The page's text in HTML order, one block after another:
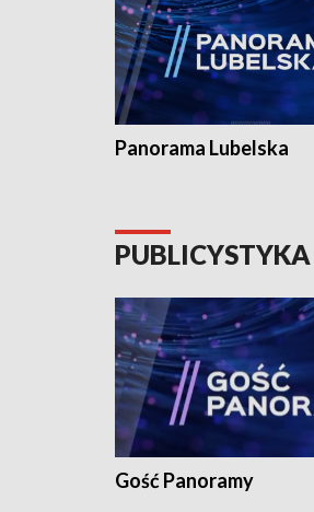
Panorama Lubelska
PUBLICYSTYKA
Gość Panoramy